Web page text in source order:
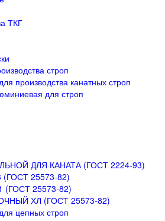
ТКГ
строп
производства канатных строп
для строп
ДЛЯ КАНАТА (ГОСТ 2224-93)
25573-82)
25573-82)
ХЛ (ГОСТ 25573-82)
цепных строп